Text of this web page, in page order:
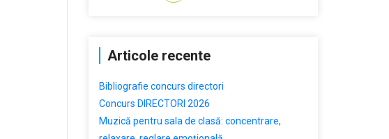
Articole recente
Bibliografie concurs directori
Concurs DIRECTORI 2026
Muzică pentru sala de clasă: concentrare,